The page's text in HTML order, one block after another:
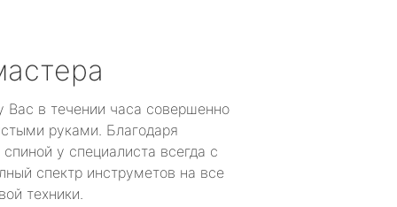
Вас в течении часа совершенно
руками. Благодаря
у специалиста всегда с
спектр инструметов на все
техники.